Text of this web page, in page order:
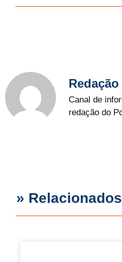
Canal de
redação do
» Relacionados